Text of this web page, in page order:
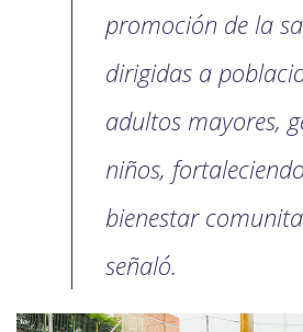
promoción de la
dirigidas a
adultos mayores,
niños,
bienestar
señaló.